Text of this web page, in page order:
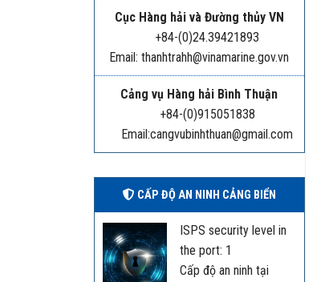
Cục Hàng hải và Đường thủy VN
+84-(0)24.39421893
Email: thanhtrahh@vinamarine.gov.vn
Cảng vụ Hàng hải Bình Thuận
+84-(0)915051838
Email:cangvubinhthuan@gmail.com
CẤP ĐỘ AN NINH CẢNG BIỂN
ISPS security level in
the port: 1
Cấp độ an ninh tại